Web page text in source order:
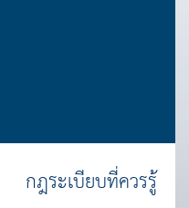
กฎระเบียบที่ควรรู้